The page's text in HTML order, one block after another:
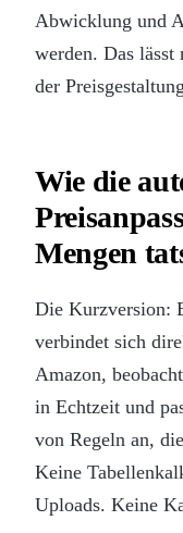
Abwicklung und
werden. Das
der
Wie die
Mengen
Die Kurzversion:
verbindet sich
Amazon,
in Echtzeit und
von Regeln an,
Keine
Uploads. Keine